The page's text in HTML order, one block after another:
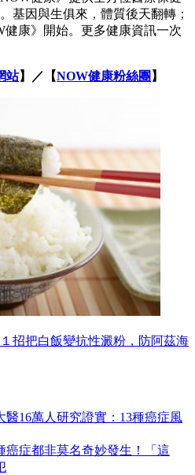
基因與生俱來，體質後天翻轉；
康》開始。更多健康資訊一次
站】／【NOW健康粉絲團 】
招把白飯變抗性澱粉，防阿茲海
醫16萬人研究證實：13種癌症風
癌症都非莫名奇妙發生！「這